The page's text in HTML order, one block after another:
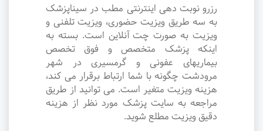
رزرو نوبت دهی اینترنتی مطب در سیناپزشک
به سه طریق ویزیت حضوری، ویزیت تلفنی و
ویزیت به صورت چت آنلاین است. بسته به
اینکه پزشک متخصص و فوق تخصص
بیماریهای عفونی و گرمسیری در شهر
مرودشت چگونه با شما ارتباط برقرار می کند،
هزینه ویزیت متغیر است. می توانید از طریق
مراجعه به سایت پزشک مورد نظر از هزینه
دقیق ویزیت مطلع شوید.